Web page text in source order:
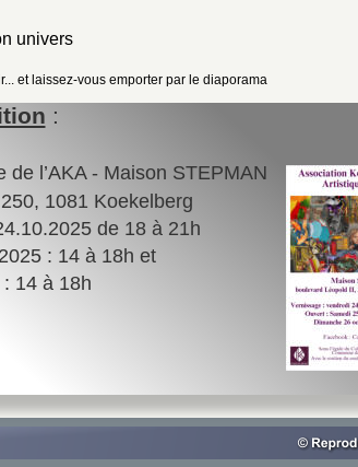
univers
et laissez-vous emporter par le diaporama
:
de l’AKA - Maison STEPMAN
1081 Koekelberg
de 18 à 21h
: 14 à 18h et
14 à 18h